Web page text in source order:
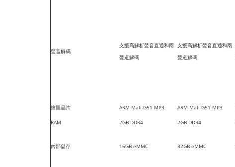
聲音解碼
支援高解析聲音直通和兩
聲道解碼
支援高解析聲音直通和兩
聲道解碼
繪圖晶片 ARM Mali-G51 MP3 ARM Mali-G51 MP3
RAM 2GB DDR4 2GB DDR4
內部儲存 16GB eMMC 32GB eMMC